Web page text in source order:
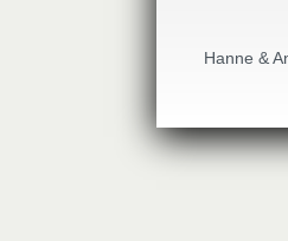
Hanne &